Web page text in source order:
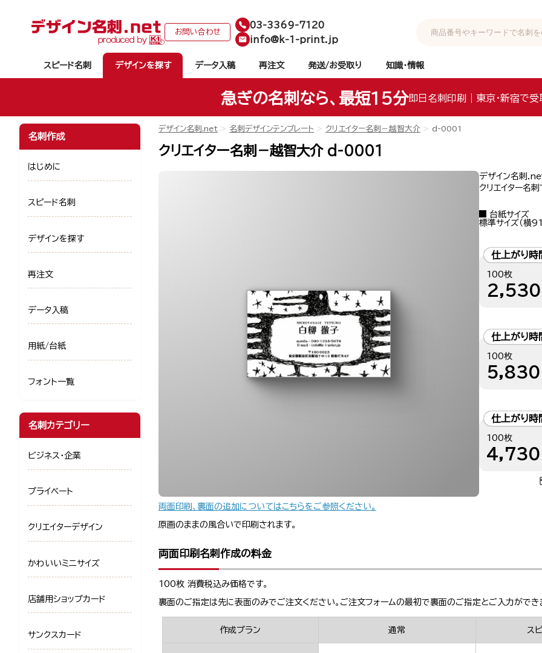
お問い合わせ
03-3369-7120
info@k-1-print.jp
スピード名刺 デザインを探す データ入稿 再注文 発送/お受取り 知識・情報
急ぎの名刺なら、最短15分即日名刺印刷｜東京・新宿で受
デザイン名刺.net 名刺デザインテンプレート クリエイター名刺－越智大介 d-0001
クリエイター名刺－越智大介 d-0001
デザイン名刺
クリエイター名
台紙サイズ
標準サイズ（横
仕上がり
100枚
2,530
仕上がり
100枚
5,830
仕上がり
100枚
4,730
両面印刷、裏面の追加についてはこちらをご参照ください。
原画のままの風合いで印刷されます。
両面印刷名刺作成の料金
100枚 消費税込み価格です。
裏面のご指定は先に表面のみでご注文ください。ご注文フォームの最初で裏面のご指定とご入力ができ
作成プラン 通常 ス
名刺作成
はじめに
スピード名刺
デザインを探す
再注文
データ入稿
用紙/台紙
フォント一覧
名刺カテゴリー
ビジネス・企業
プライベート
クリエイターデザイン
かわいいミニサイズ
店舗用ショップカード
サンクスカード